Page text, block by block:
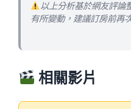
以上分析基於網友評論
有所變動，建議訂房前再
相關影片